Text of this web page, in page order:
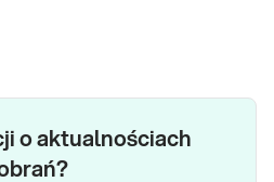
o aktualnościach